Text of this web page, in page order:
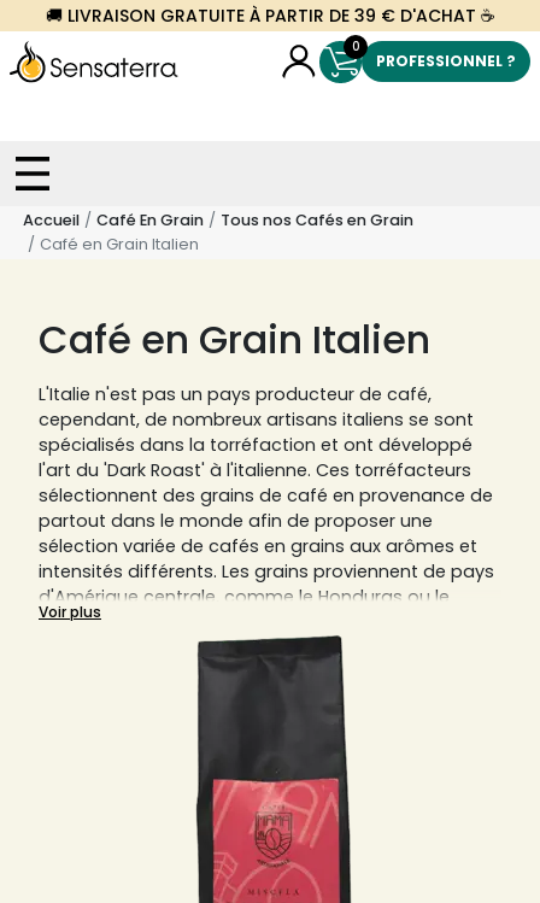
🚚 LIVRAISON GRATUITE À PARTIR DE 39 € D'ACHAT ☕
0
PROFESSIONNEL ?
Accueil Café En Grain
Tous nos Cafés en Grain
Café en Grain Italien
Café en Grain Italien
L'Italie n'est pas un pays producteur de café,
cependant, de nombreux artisans italiens se sont
spécialisés dans la torréfaction et ont développé
l'art du 'Dark Roast' à l'italienne. Ces torréfacteurs
sélectionnent des grains de café en provenance de
partout dans le monde afin de proposer une
sélection variée de cafés en grains aux arômes et
intensités différents. Les grains proviennent de pays
d'Amérique centrale, comme le Honduras ou le
Guatemala, de pays d'Amérique latine comme le
Brésil ou la Colombie ou encore de pays d'Asie ou
d'Afrique. La sélection Sensaterra de cafés en grain
italiens reflète cette diversité, tant en provenance
qu'en goûts. Peu importe vos préférences vous
trouverez sur notre site le café en grain italien qu'il
Voir plus